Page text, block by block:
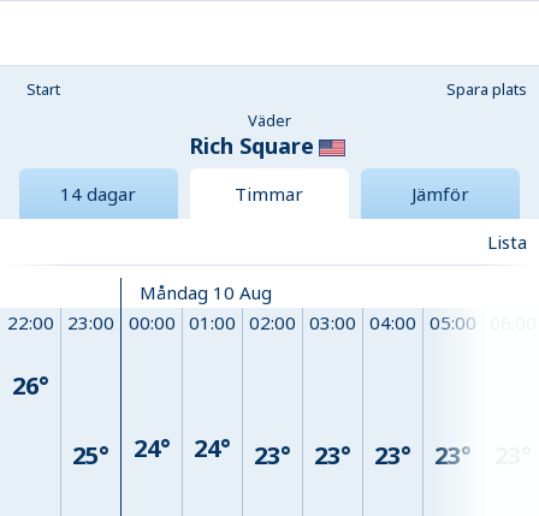
Start
Spara plats
Väder
Rich Square
14 dagar Timmar
Jämför
Lista
22:00
26°
23:00
25°
Måndag 10 Aug
00:00
24°
01:00
24°
02:00
23°
03:00
23°
04:00
23°
05:00
23°